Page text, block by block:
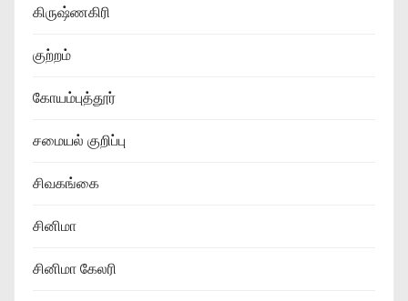
கிருஷ்ணகிரி
குற்றம்
கோயம்புத்தூர்
சமையல் குறிப்பு
சிவகங்கை
சினிமா
சினிமா கேலரி